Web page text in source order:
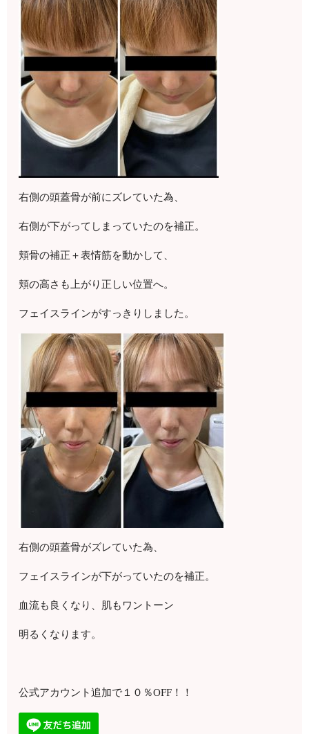
右側の頭蓋骨が前にズレていた為、
右側が下がってしまっていたのを補正。
頬骨の補正＋表情筋を動かして、
頬の高さも上がり正しい位置へ。
フェイスラインがすっきりしました。
右側の頭蓋骨がズレていた為、
フェイスラインが下がっていたのを補正。
血流も良くなり、肌もワントーン
明るくなります。
公式アカウント追加で１０％OFF！！